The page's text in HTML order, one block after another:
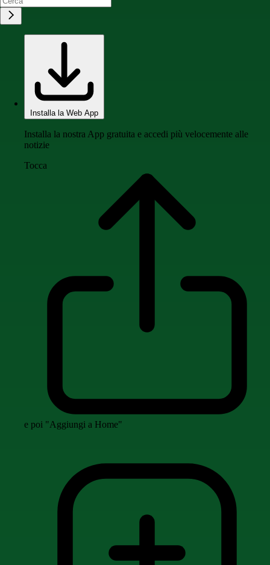
Installa la Web App
Installa la nostra App gratuita e accedi più velocemente alle
notizie
Tocca
e poi "Aggiungi a Home"